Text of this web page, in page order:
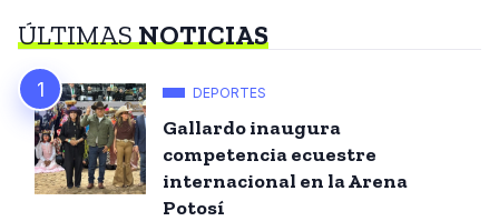
ÚLTIMASNOTICIAS
DEPORTES
Gallardo inaugura
competencia ecuestre
internacional en la Arena
Potosí